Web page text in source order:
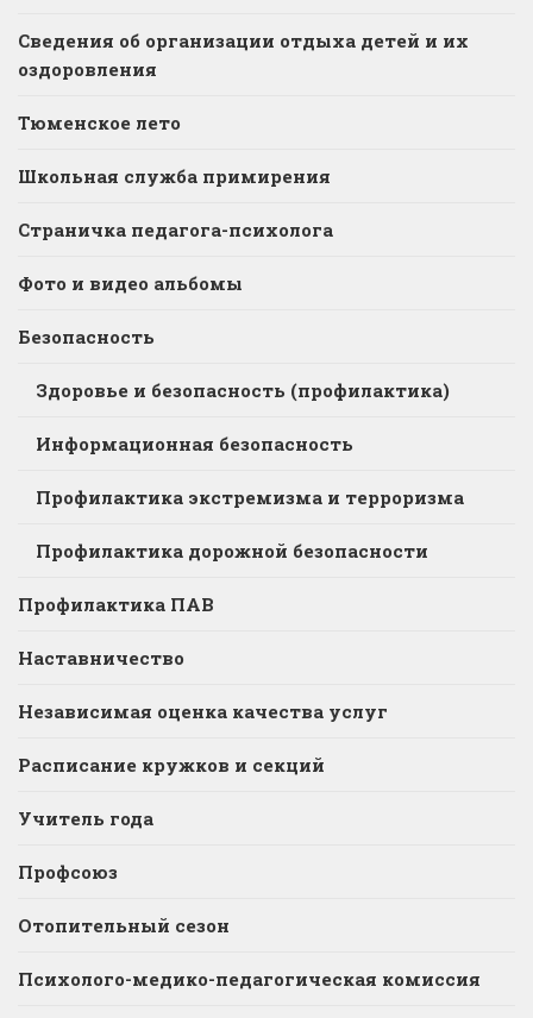
Сведения об организации отдыха детей и их
оздоровления
Тюменское лето
Школьная служба примирения
Страничка педагога-психолога
Фото и видео альбомы
Безопасность
Здоровье и безопасность (профилактика)
Информационная безопасность
Профилактика экстремизма и терроризма
Профилактика дорожной безопасности
Профилактика ПАВ
Наставничество
Независимая оценка качества услуг
Расписание кружков и секций
Учитель года
Профсоюз
Отопительный сезон
Психолого-медико-педагогическая комиссия